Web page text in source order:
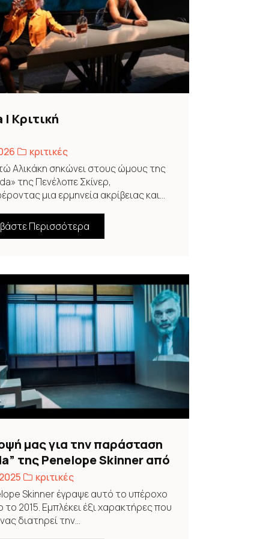
| Κριτική
κριτικές
Αλικάκη σηκώνει στους ώμους της
της Πενέλοπε Σκίνερ,
μια ερμηνεία ακρίβειας και...
Περισσότερα
μας για την παράσταση
της Penelope Skinner από
Νάμα σε σκηνοθεσία
Σκότη
κριτικές
Skinner έγραψε αυτό το υπέροχο
το 2015. Εμπλέκει έξι χαρακτήρες που
διατηρεί την...